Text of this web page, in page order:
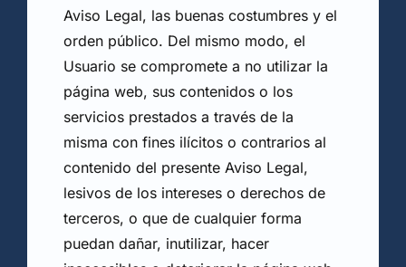
Aviso Legal, las buenas costumbres y el
orden público. Del mismo modo, el
Usuario se compromete a no utilizar la
página web, sus contenidos o los
servicios prestados a través de la
misma con fines ilícitos o contrarios al
contenido del presente Aviso Legal,
lesivos de los intereses o derechos de
terceros, o que de cualquier forma
puedan dañar, inutilizar, hacer